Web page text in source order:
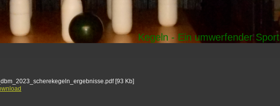
Kegeln - Ein umwerfender Sport
[93 Kb]